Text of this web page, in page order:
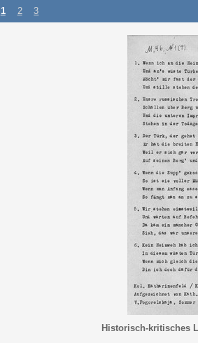
1 2 3
Historisch-kritisches